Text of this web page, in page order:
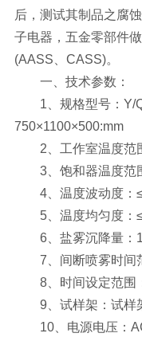
后，测试其制品之腐
子电器，五金零部件
(AASS、CASS)
一、技术参数：
1、规格型号：Y/
750×1100×500:mm
2、工作室温度范
3、饱和器温度范
4、温度波动度：
5、温度均匀度：
6、盐雾沉降量：1
7、间断喷雾时间
8、时间设定范围
9、试样架：试样
10、电源电压：